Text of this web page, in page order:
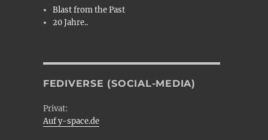
Blast from the Past
20 Jahre..
FEDIVERSE (SOCIAL-MEDIA)
Privat:
Auf y-space.de